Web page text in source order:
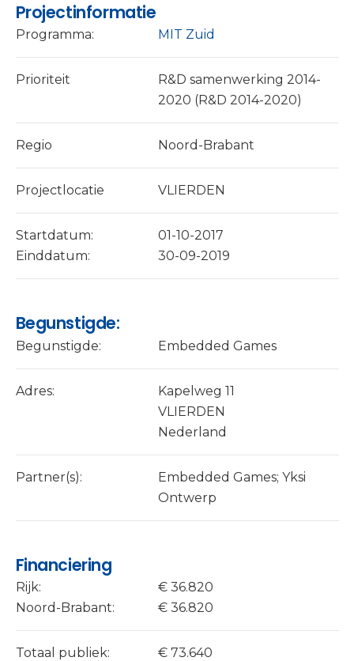
Projectinformatie
Programma: MIT Zuid
Prioriteit
R&D samenwerking 2014-
2020 (R&D 2014-2020)
Regio Noord-Brabant
Projectlocatie VLIERDEN
Startdatum:
01-10-2017
Einddatum:
30-09-2019
Begunstigde:
Begunstigde: Embedded Games
Adres:
Kapelweg 11
VLIERDEN
Nederland
Partner(s):
Embedded Games; Yksi
Ontwerp
Financiering
Rijk:
€ 36.820
Noord-Brabant:
€ 36.820
Totaal publiek: € 73.640